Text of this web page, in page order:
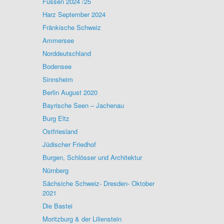
Harz September 2024
Fränkische Schweiz
Ammersee
Norddeutschland
Bodensee
Sinnsheim
Berlin August 2020
Bayrische Seen – Jachenau
Burg Eltz
Ostfriesland
Jüdischer Friedhof
Burgen, Schlösser und Architektur
Nürnberg
Sächsiche Schweiz- Dresden- Oktober
2021
Die Bastei
Moritzburg & der Lilienstein